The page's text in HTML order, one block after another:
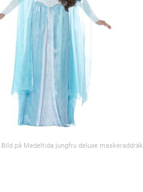
Bild på Medeltida jungfru deluxe